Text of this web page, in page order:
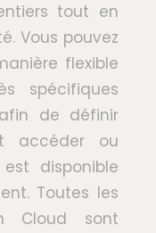
tout en
Vous pouvez
flexible
spécifiques
de définir
accéder ou
disponible
Toutes les
Cloud sont